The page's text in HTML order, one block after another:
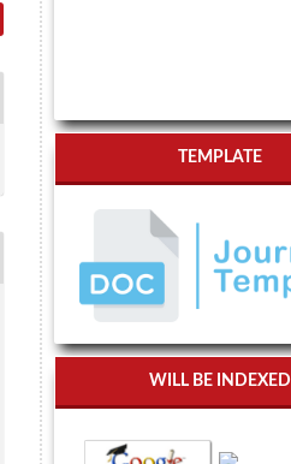
TEMPLATE
WILL BE INDEXED